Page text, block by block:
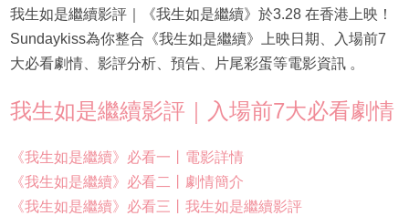
我生如是繼續影評｜《我生如是繼續》於3.28 在香港上映！
Sundaykiss為你整合《我生如是繼續》上映日期、入場前7
大必看劇情、影評分析、預告、片尾彩蛋等電影資訊 。
我生如是繼續影評｜入場前7大必看劇情
《我生如是繼續》必看一丨電影詳情
《我生如是繼續》必看二丨劇情簡介
《我生如是繼續》必看三丨我生如是繼續影評